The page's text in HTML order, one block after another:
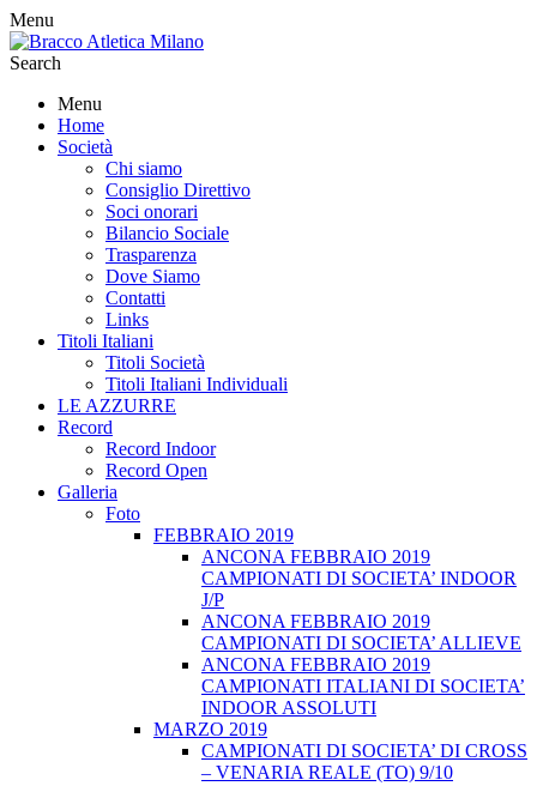
Menu
Search
Menu
Home
Società
Chi siamo
Consiglio Direttivo
Soci onorari
Bilancio Sociale
Trasparenza
Dove Siamo
Contatti
Links
Titoli Italiani
Titoli Società
Titoli Italiani Individuali
LE AZZURRE
Record
Record Indoor
Record Open
Galleria
Foto
FEBBRAIO 2019
ANCONA FEBBRAIO 2019
CAMPIONATI DI SOCIETA’ INDOOR
J/P
ANCONA FEBBRAIO 2019
CAMPIONATI DI SOCIETA’ ALLIEVE
ANCONA FEBBRAIO 2019
CAMPIONATI ITALIANI DI SOCIETA’
INDOOR ASSOLUTI
MARZO 2019
CAMPIONATI DI SOCIETA’ DI CROSS
– VENARIA REALE (TO) 9/10